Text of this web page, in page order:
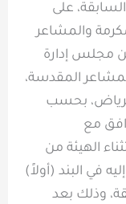
على
والمشاعر
مجلس إدارة
المقدسة،
بحسب
مع
الهيئة من
في البند (أولاً)
وذلك بعد